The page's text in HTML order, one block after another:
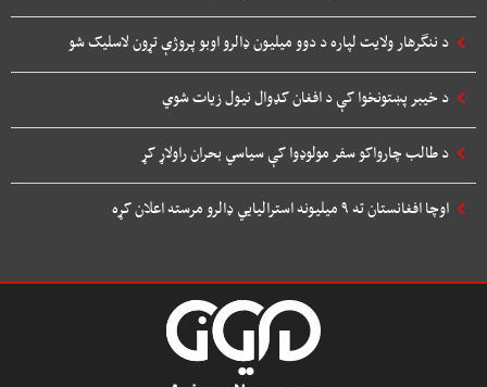
د ننگرهار ولایت لپاره د دوو میلیون ډالرو اوبو پروژې تړون لاسلیک شو
د خیبر پښتونخوا کې د افغان کډوال نیول زیات شوي
د طالب چارواکو سفر مولوډوا کې سیاسي بحران راولاړ کړ
اوچا افغانستان ته ۹ میلیونه استرالیایي ډالرو مرسته اعلان کړه